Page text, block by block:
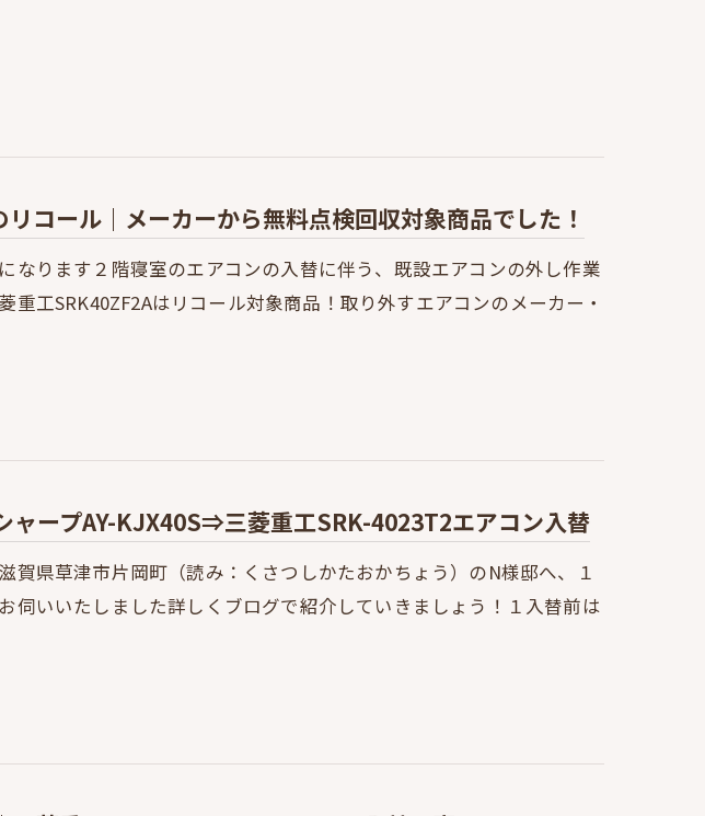
コール｜メーカーから無料点検回収対象商品でした！
なります２階寝室のエアコンの入替に伴う、既設エアコンの外し作業
重工SRK40ZF2Aはリコール対象商品！取り外すエアコンのメーカー・
ャープAY-KJX40S⇒三菱重工SRK-4023T2エアコン入替
賀県草津市片岡町（読み：くさつしかたおかちょう）のN様邸へ、１
伺いいたしました詳しくブログで紹介していきましょう！１入替前は